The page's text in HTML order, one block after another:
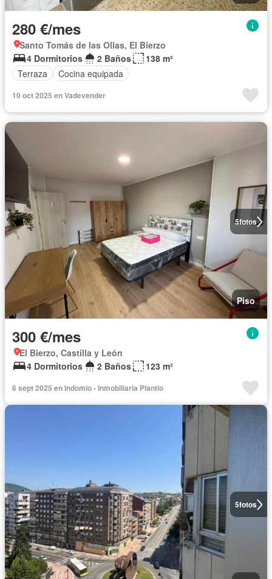
280 €/mes
Santo Tomás de las Ollas, El Bierzo
4 Dormitorios
2 Baños
138 m²
Terraza
Cocina equipada
10 oct 2025 en Vadevender
5fotos
Piso
300 €/mes
El Bierzo, Castilla y León
4 Dormitorios
2 Baños 123 m²
6 sept 2025 en Indomio - Inmobiliaria Plantio
5fotos